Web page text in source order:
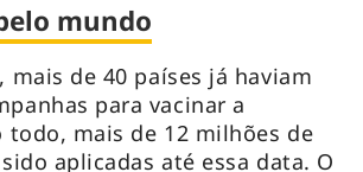
mundo
mais de 40 países já haviam
para vacinar a
todo, mais de 12 milhões de
aplicadas até essa data. O